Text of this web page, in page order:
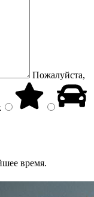
Пожалуйста,
.
время.